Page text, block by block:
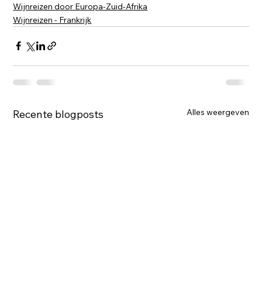
Wijnreizen door Europa-Zuid-Afrika
Wijnreizen - Frankrijk
Recente blogposts Alles weergeven